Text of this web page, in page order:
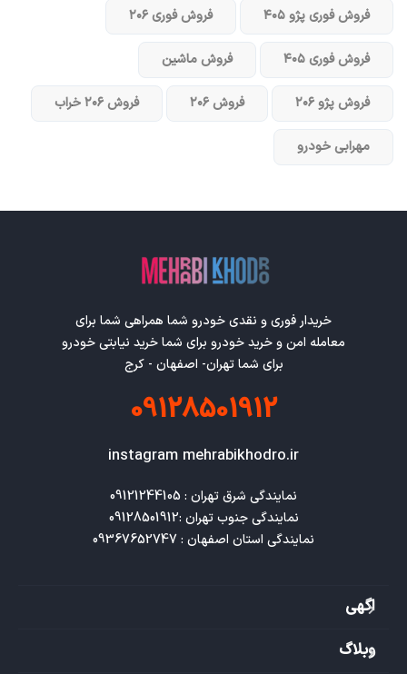
فروش فوری پژو ۴۰۵ فروش فوری ۲۰۶
فروش فوری ۴۰۵ فروش ماشین
فروش پژو ۲۰۶ فروش ۲۰۶ فروش ۲۰۶ خراب
مهرابی خودرو
خریدار فوری و نقدی خودرو شما همراهی شما برای
معامله امن و خرید خودرو برای شما خرید نیابتی خودرو
برای شما تهران- اصفهان - کرج
09128501912
instagram mehrabikhodro.ir
نمایندگی استان اصفهان : 09367652747
اگهی
وبلاگ